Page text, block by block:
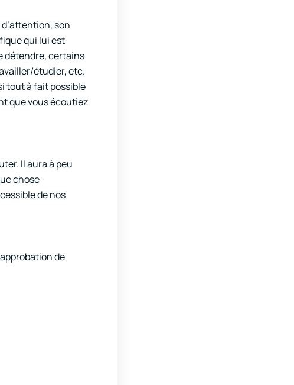
son
qui lui est
détendre, certains
étudier, etc.
tout à fait possible
que vous écoutiez
Il aura à peu
chose
de nos
de